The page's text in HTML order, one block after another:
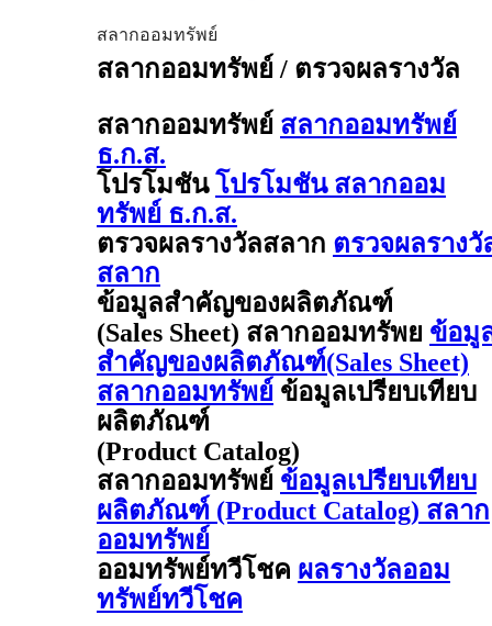
สลากออมทรัพย์
สลากออมทรัพย์ / ตรวจผลรางวัล
สลากออมทรัพย์ สลากออมทรัพย์
ธ.ก.ส.
โปรโมชัน โปรโมชัน สลากออม
ทรัพย์ ธ.ก.ส.
ตรวจผลรางวัลสลาก ตรวจผลรางวั
สลาก
ข้อมูลสำคัญของผลิตภัณฑ์
(Sales Sheet) สลากออมทรัพย ข้อมู
สำคัญของผลิตภัณฑ์(Sales Sheet)
สลากออมทรัพย์ ข้อมูลเปรียบเทียบ
ผลิตภัณฑ์
(Product Catalog)
สลากออมทรัพย์ ข้อมูลเปรียบเทียบ
ผลิตภัณฑ์ (Product Catalog) สลาก
ออมทรัพย์
ออมทรัพย์ทวีโชค ผลรางวัลออม
ทรัพย์ทวีโชค